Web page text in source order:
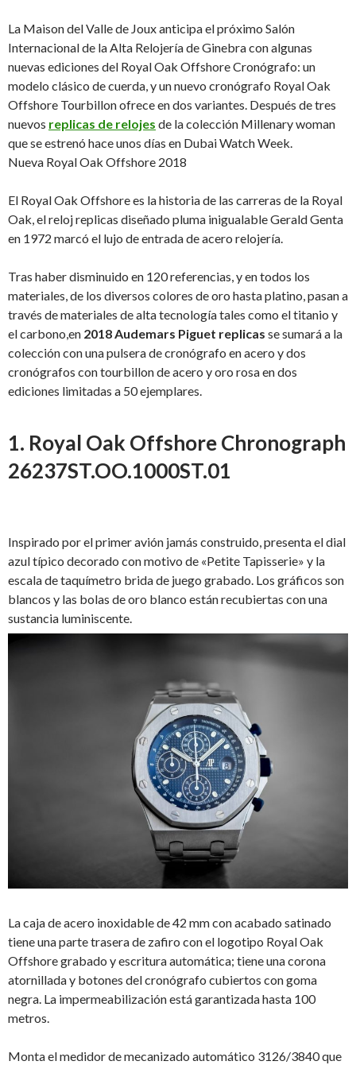
La Maison del Valle de Joux anticipa el próximo Salón
Internacional de la Alta Relojería de Ginebra con algunas
nuevas ediciones del Royal Oak Offshore Cronógrafo: un
modelo clásico de cuerda, y un nuevo cronógrafo Royal Oak
Offshore Tourbillon ofrece en dos variantes. Después de tres
nuevos replicas de relojes de la colección Millenary woman
que se estrenó hace unos días en Dubai Watch Week.
Nueva Royal Oak Offshore 2018
El Royal Oak Offshore es la historia de las carreras de la Royal
Oak, el reloj replicas diseñado pluma inigualable Gerald Genta
en 1972 marcó el lujo de entrada de acero relojería.
Tras haber disminuido en 120 referencias, y en todos los
materiales, de los diversos colores de oro hasta platino, pasan a
través de materiales de alta tecnología tales como el titanio y
el carbono,en 2018 Audemars Piguet replicas se sumará a la
colección con una pulsera de cronógrafo en acero y dos
cronógrafos con tourbillon de acero y oro rosa en dos
ediciones limitadas a 50 ejemplares.
1. Royal Oak Offshore Chronograph
26237ST.OO.1000ST.01
Inspirado por el primer avión jamás construido, presenta el dial
azul típico decorado con motivo de «Petite Tapisserie» y la
escala de taquímetro brida de juego grabado. Los gráficos son
blancos y las bolas de oro blanco están recubiertas con una
sustancia luminiscente.
La caja de acero inoxidable de 42 mm con acabado satinado
tiene una parte trasera de zafiro con el logotipo Royal Oak
Offshore grabado y escritura automática; tiene una corona
atornillada y botones del cronógrafo cubiertos con goma
negra. La impermeabilización está garantizada hasta 100
metros.
Monta el medidor de mecanizado automático 3126/3840 que